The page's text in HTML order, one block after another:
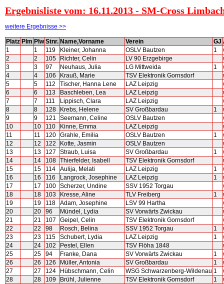
Ergebnisliste vom: 16.11.2013 - SM-Cross
weitere Ergebnisse >>
Platz Plm Plw Stnr. Name,Vorname Verein GJ
1
1 119 Kleiner, Johanna OSLV Bautzen 1
2
2 105 Richter, Celin LV 90 Erzgebirge
3
3 97 Neuhaus, Julia LG Mittweida 1
4
4 106 Krauß, Marie TSV Elektronik Gornsdorf
5
5 112 Tischer, Hanna Lene LAZ Leipzig
6
6 113 Baschleben, Lea LAZ Leipzig
7
7 111 Lippisch, Clara LAZ Leipzig
8
8 128 Krebs, Helene SV Großbardau 1
9
9 121 Seemann, Celine OSLV Bautzen
10
10 110 Kinne, Emma LAZ Leipzig
11
11 120 Grahle, Emilia OSLV Bautzen 1
12
12 122 Kotte, Jasmin OSLV Bautzen
13
13 127 Straub, Luisa SV Großbardau 1
14
14 108 Thierfelder, Isabell TSV Elektronik Gornsdorf
15
15 114 Aulija, Melati LAZ Leipzig 1
16
16 116 Langrock, Josephine LAZ Leipzig 1
17
17 100 Scherzer, Undine SSV 1952 Torgau
18
18 103 Kresse, Aline TLV Freiberg 1
19
19 118 Adam, Josephine LSV 99 Hartha
20
20 96 Mündel, Lydia SV Vorwärts Zwickau
21
21 107 Geipel, Celin TSV Elektronik Gornsdorf
22
22 98 Rosch, Belina SSV 1952 Torgau 1
23
23 115 Schubert, Lydia LAZ Leipzig 1
24
24 102 Pestel, Ellen TSV Flöha 1848
25
25 94 Franke, Dana SV Vorwärts Zwickau 1
26
26 126 Müller, Antonia SV Großbardau 1
27
27 124 Hübschmann, Celin WSG Schwarzenberg-Wildenau 1
28
28 109 Brühl, Julienne TSV Elektronik Gornsdorf 1